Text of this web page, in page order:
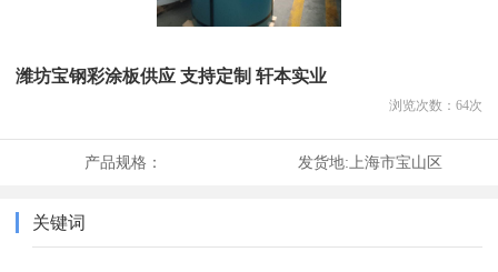
潍坊宝钢彩涂板供应 支持定制 轩本实业
浏览次数： 64次
产品规格： 发货地:上海市宝山区
关键词